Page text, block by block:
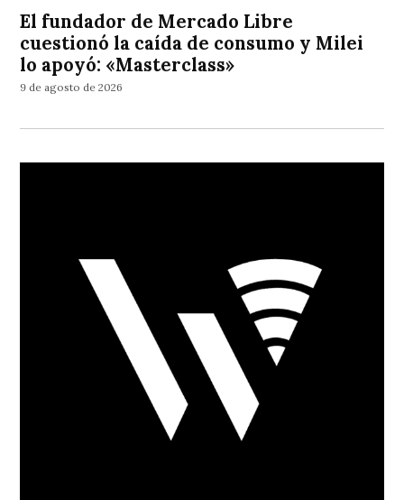
El fundador de Mercado Libre
cuestionó la caída de consumo y Milei
lo apoyó: «Masterclass»
9 de agosto de 2026